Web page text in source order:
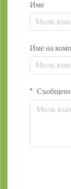
Име
Име на